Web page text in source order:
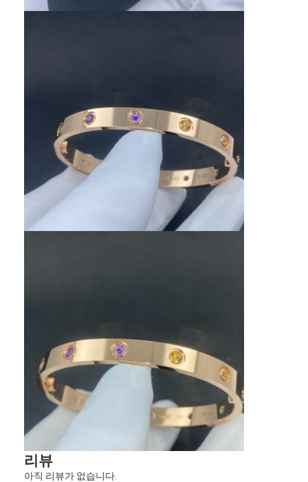
집
공장 투어
품질 관리
뉴스
블로그
리뷰
아직 리뷰가 없습니다.